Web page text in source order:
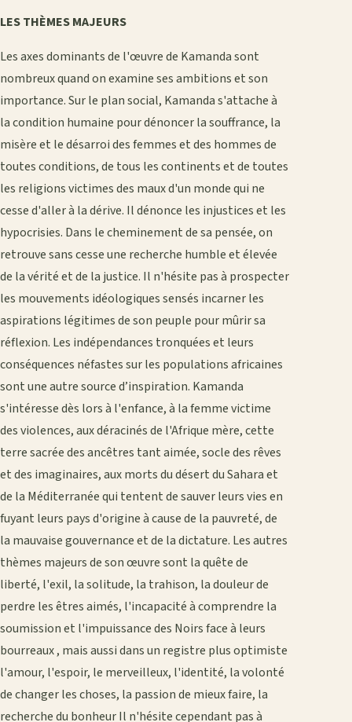
LES THÈMES MAJEURS
Les axes dominants de l'œuvre de Kamanda sont
nombreux quand on examine ses ambitions et son
importance. Sur le plan social, Kamanda s'attache à
la condition humaine pour dénoncer la souffrance, la
misère et le désarroi des femmes et des hommes de
toutes conditions, de tous les continents et de toutes
les religions victimes des maux d'un monde qui ne
cesse d'aller à la dérive. Il dénonce les injustices et les
hypocrisies. Dans le cheminement de sa pensée, on
retrouve sans cesse une recherche humble et élevée
de la vérité et de la justice. Il n'hésite pas à prospecter
les mouvements idéologiques sensés incarner les
aspirations légitimes de son peuple pour mûrir sa
réflexion. Les indépendances tronquées et leurs
conséquences néfastes sur les populations africaines
sont une autre source d’inspiration. Kamanda
s'intéresse dès lors à l'enfance, à la femme victime
des violences, aux déracinés de l'Afrique mère, cette
terre sacrée des ancêtres tant aimée, socle des rêves
et des imaginaires, aux morts du désert du Sahara et
de la Méditerranée qui tentent de sauver leurs vies en
fuyant leurs pays d'origine à cause de la pauvreté, de
la mauvaise gouvernance et de la dictature. Les autres
thèmes majeurs de son œuvre sont la quête de
liberté, l'exil, la solitude, la trahison, la douleur de
perdre les êtres aimés, l'incapacité à comprendre la
soumission et l'impuissance des Noirs face à leurs
bourreaux , mais aussi dans un registre plus optimiste
l'amour, l'espoir, le merveilleux, l'identité, la volonté
de changer les choses, la passion de mieux faire, la
recherche du bonheur Il n'hésite cependant pas à